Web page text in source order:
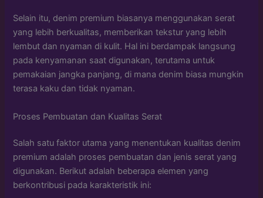
Selain itu, denim premium biasanya menggunakan serat
yang lebih berkualitas, memberikan tekstur yang lebih
lembut dan nyaman di kulit. Hal ini berdampak langsung
pada kenyamanan saat digunakan, terutama untuk
pemakaian jangka panjang, di mana denim biasa mungkin
terasa kaku dan tidak nyaman.
Proses Pembuatan dan Kualitas Serat
Salah satu faktor utama yang menentukan kualitas denim
premium adalah proses pembuatan dan jenis serat yang
digunakan. Berikut adalah beberapa elemen yang
berkontribusi pada karakteristik ini: